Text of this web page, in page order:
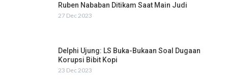
Ruben Nababan Ditikam Saat Main Judi
27 Dec 2023
Delphi Ujung: LS Buka-Bukaan Soal Dugaan
Korupsi Bibit Kopi
23 Dec 2023